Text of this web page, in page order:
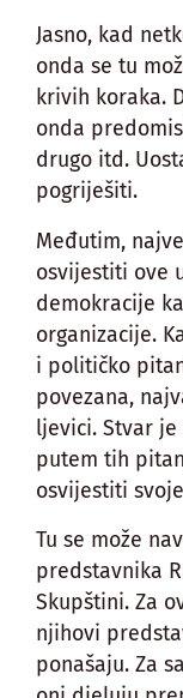
Jasno, kad
onda se tu
krivih koraka.
onda
drugo itd.
pogriješiti.
Međutim,
osvijestiti ove
demokracije
organizacije.
i političko
povezana,
ljevici. Stvar
putem tih
osvijestiti
Tu se može
predstavnika
Skupštini. Za
njihovi
ponašaju. Za